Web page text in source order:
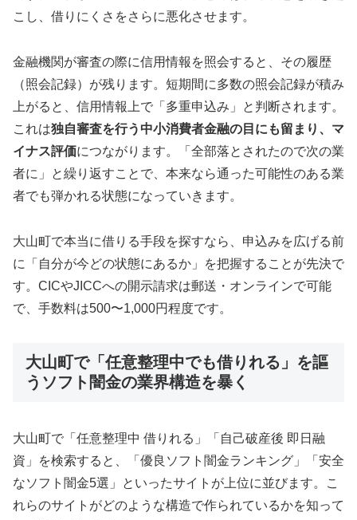
こし、借りにくさをさらに悪化させます。
金融機関が審査の際に信用情報を照会すると、その履歴
（照会記録）が残ります。短期間に多数の照会記録が積み
上がると、信用情報上で「多重申込み」と判断されます。
これは独自審査を行う中小消費者金融の目にも留まり、マ
イナス評価につながります。「全部落とされたので次の業
者に」と繰り返すことで、本来なら通った可能性のある業
者でも弾かれる状態になっていきます。
大山町で本当に借りる手段を探すなら、申込みを広げる前
に「自分が今どの状態にあるか」を把握することが先決で
す。CICやJICCへの開示請求は郵送・オンラインで可能
で、手数料は500〜1,000円程度です。
大山町で「任意整理中でも借りれる」を謳
うソフト闇金の業界構造を暴く
大山町で「任意整理中 借りれる」「自己破産後 即日融
資」を検索すると、「優良ソフト闇金ランキング」「安全
なソフト闇金5選」といったサイトが上位に並びます。こ
れらのサイトがどのような構造で作られているかを知って